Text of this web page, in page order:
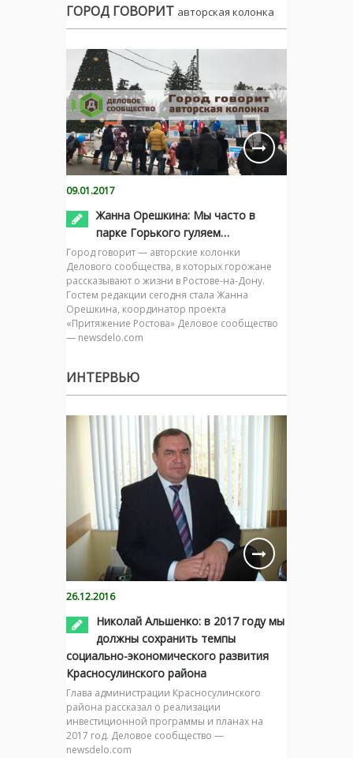
ГОРОД ГОВОРИТ авторская колонка
09.01.2017
Жанна Орешкина: Мы часто в
парке Горького гуляем…
Город говорит — авторские колонки
Делового сообщества, в которых горожане
рассказывают о жизни в Ростове-на-Дону.
Гостем редакции сегодня стала Жанна
Орешкина, координатор проекта
«Притяжение Ростова» Деловое сообщество
— newsdelo.com
ИНТЕРВЬЮ
26.12.2016
Николай Альшенко: в 2017 году мы
должны сохранить темпы
социально-экономического развития
Красносулинского района
Глава администрации Красносулинского
района рассказал о реализации
инвестиционной программы и планах на
2017 год. Деловое сообщество —
newsdelo.com